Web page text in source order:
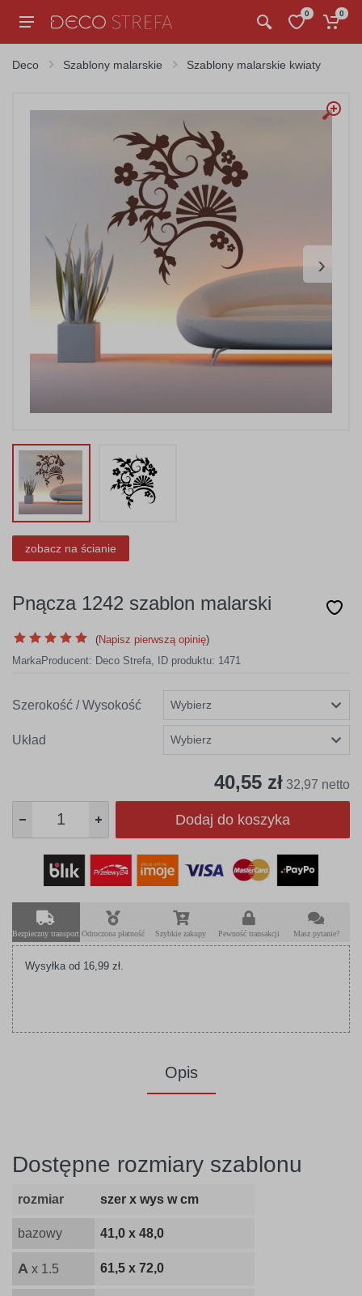
0 0
Deco Szablony malarskie Szablony malarskie kwiaty
›
zobacz na ścianie
Pnącza 1242 szablon malarski
(Napisz pierwszą opinię)
MarkaProducent: Deco Strefa, ID produktu: 1471
Szerokość / Wysokość
Układ
40,55 zł 32,97 netto
Dodaj do koszyka
Bezpieczny transport Odroczona płatność Szybkie zakupy Pewność transakcji Masz pytanie?
Wysyłka od 16,99 zł.
Opis
Dostępne rozmiary szablonu
rozmiar szer x wys w cm
bazowy 41,0 x 48,0
A x 1.5 61,5 x 72,0